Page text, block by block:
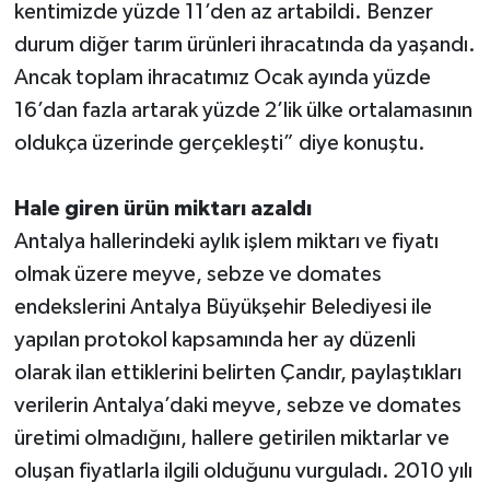
kentimizde yüzde 11’den az artabildi. Benzer
durum diğer tarım ürünleri ihracatında da yaşandı.
Ancak toplam ihracatımız Ocak ayında yüzde
16’dan fazla artarak yüzde 2’lik ülke ortalamasının
oldukça üzerinde gerçekleşti” diye konuştu.
Hale giren ürün miktarı azaldı
Antalya hallerindeki aylık işlem miktarı ve fiyatı
olmak üzere meyve, sebze ve domates
endekslerini Antalya Büyükşehir Belediyesi ile
yapılan protokol kapsamında her ay düzenli
olarak ilan ettiklerini belirten Çandır, paylaştıkları
verilerin Antalya’daki meyve, sebze ve domates
üretimi olmadığını, hallere getirilen miktarlar ve
oluşan fiyatlarla ilgili olduğunu vurguladı. 2010 yılı